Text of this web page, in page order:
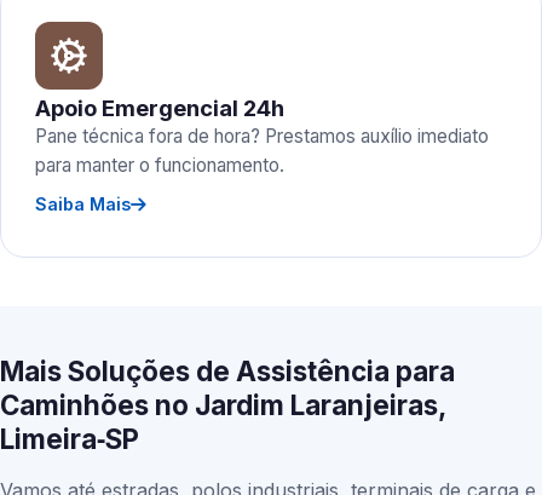
Apoio Emergencial 24h
Pane técnica fora de hora? Prestamos auxílio imediato
para manter o funcionamento.
Saiba Mais
Mais Soluções de Assistência para
Caminhões no Jardim Laranjeiras,
Limeira‑SP
Vamos até estradas, polos industriais, terminais de carga e